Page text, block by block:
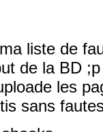
liste de
de la BD
les
sans